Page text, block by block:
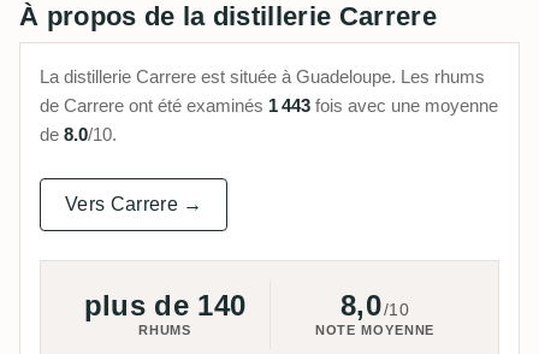
À propos de la distillerie Carrere
La distillerie Carrere est située à Guadeloupe. Les rhums
de Carrere ont été examinés 1 443 fois avec une moyenne
de 8.0/10.
Vers Carrere →
plus de 140
RHUMS
8,0/10
NOTE MOYENNE